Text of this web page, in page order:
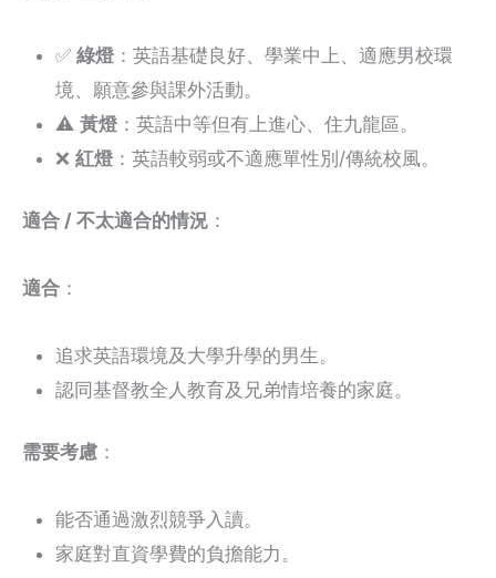
✅ 綠燈 ：英語基礎良好、學業中上、適應男校環
境、願意參與課外活動。
⚠️ 黃燈 ：英語中等但有上進心、住九龍區。
❌ 紅燈 ：英語較弱或不適應單性別/傳統校風。
適合 / 不太適合的情況 ：
適合 ：
追求英語環境及大學升學的男生。
認同基督教全人教育及兄弟情培養的家庭。
需要考慮 ：
能否通過激烈競爭入讀。
家庭對直資學費的負擔能力。